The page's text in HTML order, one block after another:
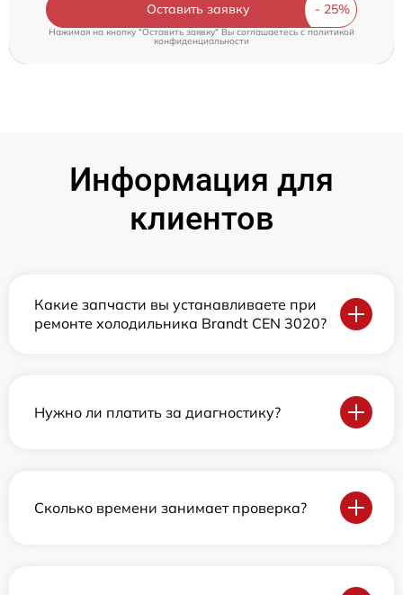
Оставить заявку
Нажимая на кнопку "Оставить заявку" Вы соглашаетесь cполитикой
конфиденциальности
Информация для
клиентов
Какие запчасти вы устанавливаете при
ремонте холодильника Brandt CEN 3020?
Нужно ли платить за диагностику?
Сколько времени занимает проверка?